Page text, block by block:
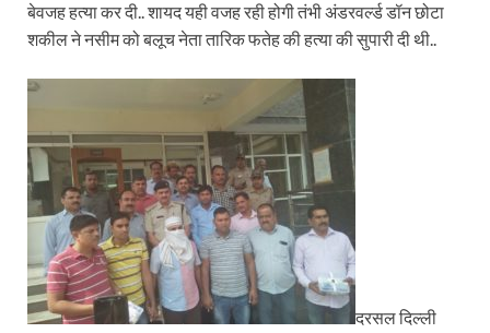
बेवजह हत्या कर दी.. शायद यही वजह रही होगी तंभी अंडरवर्ल्ड डॉन छोटा
शकील ने नसीम को बलूच नेता तारिक फतेह की हत्या की सुपारी दी थी..
दरसल दिल्ली